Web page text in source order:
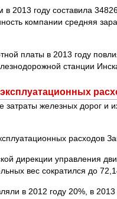
2013 году составила
компании средняя
платы в 2013 году
станции
затраты железных дорог и
дирекции управления
вес сократился до
в 2012 году 20%, в